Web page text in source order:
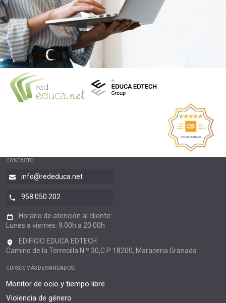
CONTACTO:
info@rededuca.net
958 050 202
Horario de atención al cliente:
Lunes a viernes: 9.00h a 20.00h
EDIFICIO EDUCA EDTECH
Camino de la Torrecilla N.º 30,C.P 18200, Maracena Granada
CURSOS MÁS DEMANDADOS:
Monitor de ocio y tiempo libre
Violencia de género